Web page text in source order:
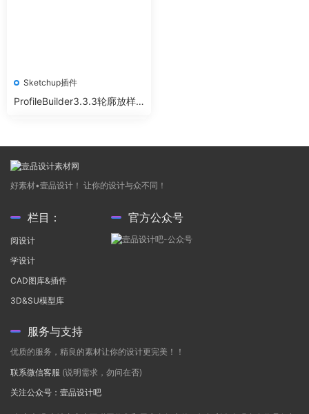
Sketchup插件
ProfileBuilder3.3.3轮廓放样P
好素材•壹品设计！ 让你的设计与众不同！
栏目：
阅设计
学设计
CAD图库&插件
3D&SU模型库
官方公众号
服务与支持
优质的服务，精良的素材让你的设计更完美！！
联系微信客服 (说明需求，勿问在否)
关注公众号：壹品设计吧